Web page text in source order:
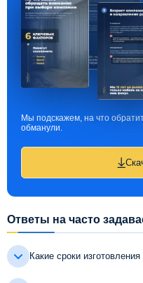
Мы подскажем, на что
обманули.
Ответы на часто
Какие сроки